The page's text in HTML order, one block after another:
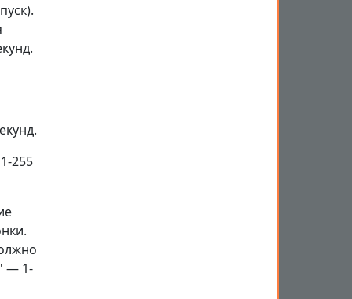
255
— 1-